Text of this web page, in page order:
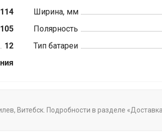
114 Ширина, мм
105 Полярность
12 Тип батареи
Витебск. Подробности в разделе